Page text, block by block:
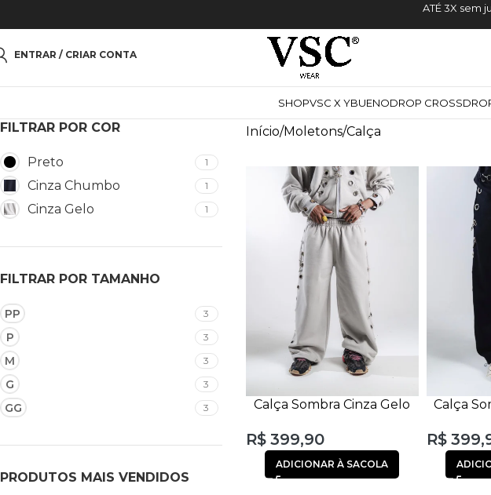
ATÉ 3X sem
ENTRAR / CRIAR CONTA
SHOPVSC X YBUENODROP CROSS
FILTRAR POR COR
Preto 1
Cinza Chumbo 1
Cinza Gelo 1
FILTRAR POR TAMANHO
PP 3
P 3
M 3
G 3
GG 3
PRODUTOS MAIS VENDIDOS
Início Moletons Calça
Calça Sombra Cinza Gelo
R$399,90
ADICIONAR À SACOLA
Calça
R$